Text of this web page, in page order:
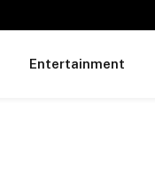
Entertainment